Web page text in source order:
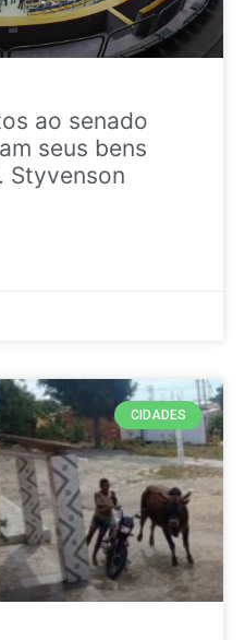
ao senado
seus bens
Styvenson
CIDADES